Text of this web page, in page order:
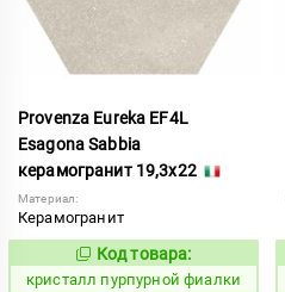
Provenza Eureka EF4L
Esagona Sabbia
керамогранит 19,3x22
Материал:
Керамогранит
821989
Код товара:
кристалл пурпурной фиалки